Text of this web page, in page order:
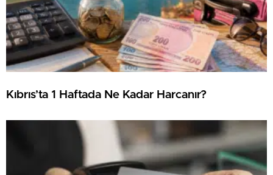
Kıbrıs’ta 1 Haftada Ne Kadar Harcanır?